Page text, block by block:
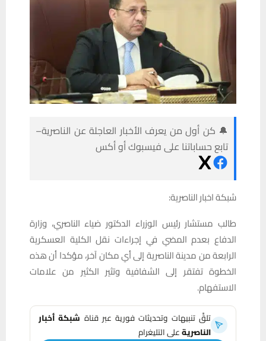
🔔 كن أول من يعرف الأخبار العاجلة عن الناصرية–
تابع حساباتنا على فيسبوك أو أكس
شبكة اخبار الناصرية:
طالب مستشار رئيس الوزراء الدكتور ضياء الناصري، وزارة
الدفاع بعدم المضي في إجراءات نقل الكلية العسكرية
الرابعة من مدينة الناصرية إلى أي مكان آخر، مؤكدا أن هذه
الخطوة تفتقر إلى الشفافية وتثير الكثير من علامات
الاستفهام.
تلقَّ تنبيهات وتحديثات فورية عبر قناة شبكة أخبار
الناصريةعلى التليغرام